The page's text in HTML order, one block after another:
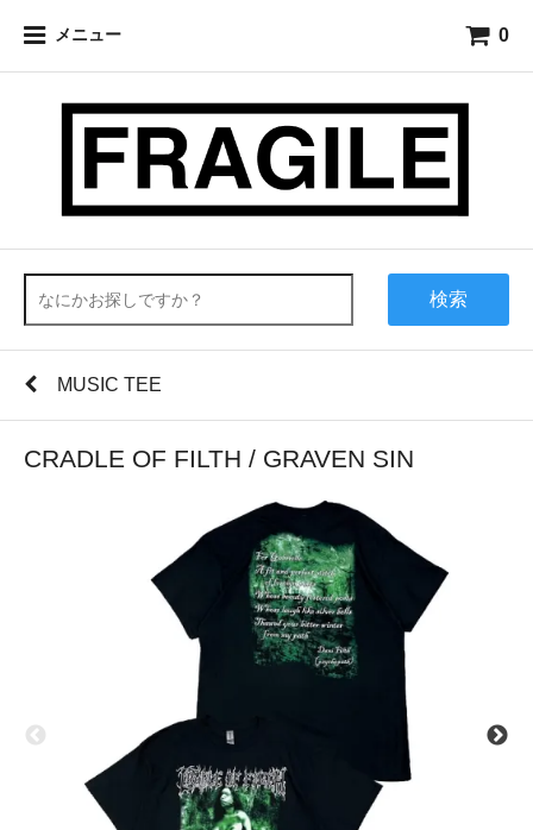
メニュー 0
検索
MUSIC TEE
CRADLE OF FILTH / GRAVEN SIN